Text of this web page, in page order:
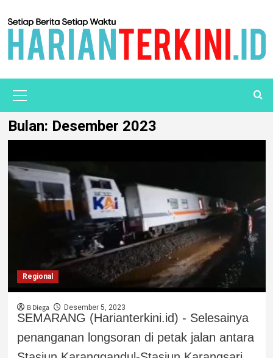
Bulan: Desember 2023
Regional
B Diega Desember 5, 2023
SEMARANG (Harianterkini.id) - Selesainya
penanganan longsoran di petak jalan antara